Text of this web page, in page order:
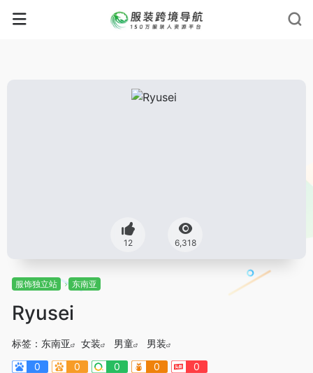
12 6,318
服饰独立站 东南亚
Ryusei
标签： 东南亚 女装 男童
男装
0
0 0 0 0